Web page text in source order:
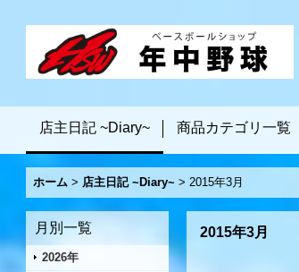
店主日記 ~Diary~ 商品カテゴリ一覧
ホーム > 店主日記 ~Diary~ > 2015年3月
月別一覧
2026年
2015年3月